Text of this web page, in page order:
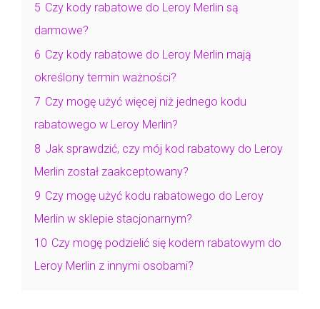
5 Czy kody rabatowe do Leroy Merlin są
darmowe?
6 Czy kody rabatowe do Leroy Merlin mają
określony termin ważności?
7 Czy mogę użyć więcej niż jednego kodu
rabatowego w Leroy Merlin?
8 Jak sprawdzić, czy mój kod rabatowy do Leroy
Merlin został zaakceptowany?
9 Czy mogę użyć kodu rabatowego do Leroy
Merlin w sklepie stacjonarnym?
10 Czy mogę podzielić się kodem rabatowym do
Leroy Merlin z innymi osobami?